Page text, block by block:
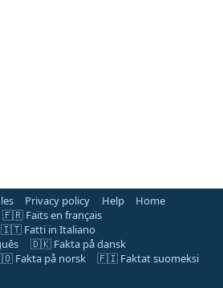
Privacy policy Help
Home
🇫🇷 Faits en français
🇮🇹 Fatti in Italiano
🇩🇰 Fakta på dansk
Fakta på norsk
🇫🇮 Faktat suomeksi